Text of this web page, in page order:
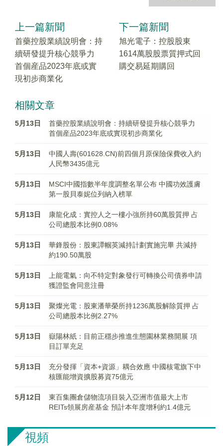
上一篇新聞
首藥控股業績說明會：持
續研發提升核心競爭力
首個産品2023年底或實
現初步商業化
下一篇新聞
旭光電子：控股股東
1614萬股股票質押式回
購交易延期購回
相關文章
5月13日
首藥控股業績說明會：持續研發提升核心競爭力
首個産品2023年底或實現初步商業化
5月13日
中國人壽(601628.CN)前四個月原保險保費收入約
人民幣3435億元
5月13日
MSCI中國指數半年度調整名單公布 中國功效護膚
第一股貝泰妮位列納入榜單
5月13日
康龍化成：實控人之一樓小強所持60萬股質押 占
公司總股本比例0.08%
5月13日
華鋒股份：股東譚帼英減持計劃實施完畢 共減持
約190.50萬股
5月13日
上能電氣：向不特定對象發行可轉換公司債券申請
獲證監會同意注冊
5月13日
聚燦光電：股東潘華榮所持1236萬股解除質押 占
公司總股本比例2.27%
5月13日
嶽陽林紙：目前正穩步推進生態園林業務開展 項
目訂單充足
5月13日
充分發揮「資本+資源」耦合效應 中國核電旗下中
核匯能增資擴股募資75億元
5月12日
東百集團倉儲物流項目裝入亞洲市值最大上市
REITs領展房産基金 預計本年度增利約1.4億元
視頻